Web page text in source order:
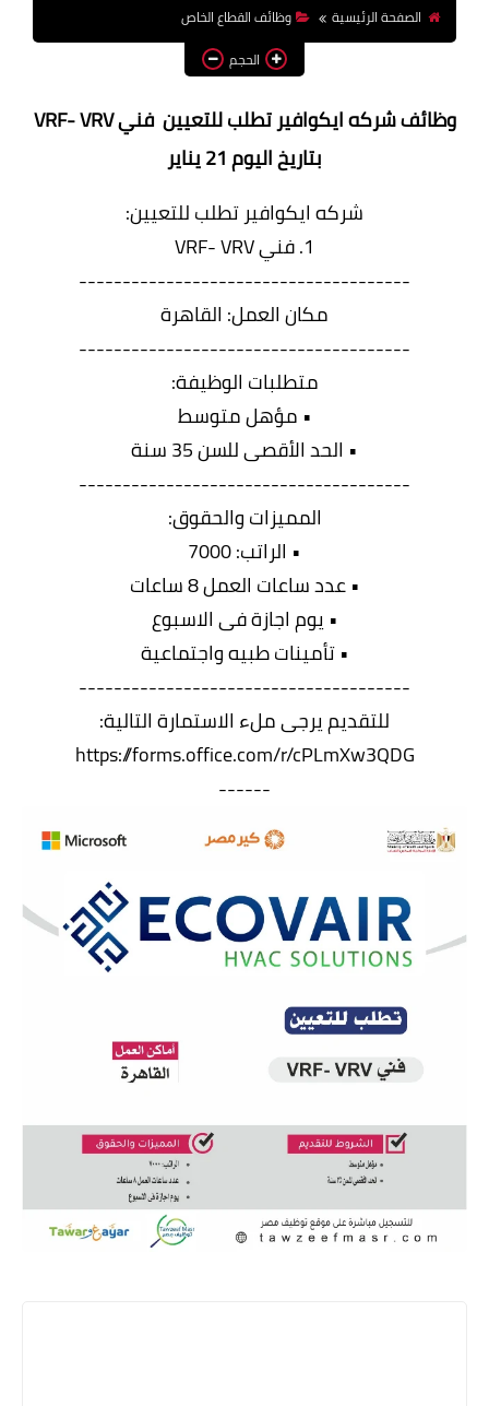
وظائف اعضاء هيئة تدريس
بالجامعات والمعاهد
اخبار
الصفحة الرئيسية
وظائف القطاع الخاص
الحجم
وظائف شركه ايكوافير تطلب للتعيين فني VRF- VRV
بتاريخ اليوم 21 يناير
شركه ايكوافير تطلب للتعيين:
1. فني VRF- VRV
--------------------------------------
مكان العمل: القاهرة
--------------------------------------
متطلبات الوظيفة:
• مؤهل متوسط
• الحد الأقصى للسن 35 سنة
--------------------------------------
المميزات والحقوق:
• الراتب: 7000
• عدد ساعات العمل 8 ساعات
• يوم اجازة فى الاسبوع
• تأمينات طبيه واجتماعية
--------------------------------------
للتقديم يرجى ملء الاستمارة التالية:
https://forms.office.com/r/cPLmXw3QDG
------